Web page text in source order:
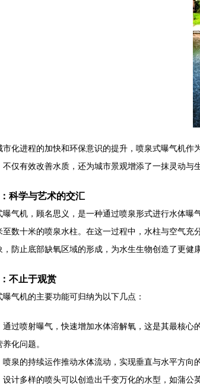
市化进程的加快和环保意识的提升，喷泉式曝气机
不仅有效改善水质，还为城市景观增添了一抹灵动与
科学与艺术的交汇
曝气机，顾名思义，是一种通过喷泉形式进行水体
至数十米的喷泉水柱。在这一过程中，水柱与空气
，防止底部缺氧区域的形成，为水生生物创造了更健
不止于观赏
曝气机的主要功能可归纳为以下几点：
通过喷射曝气，快速增加水体溶解氧，这是其最核
化问题。
喷泉的持续运作推动水体流动，实现垂直与水平方
设计多样的喷头可以创造出千变万化的水型，如蒲